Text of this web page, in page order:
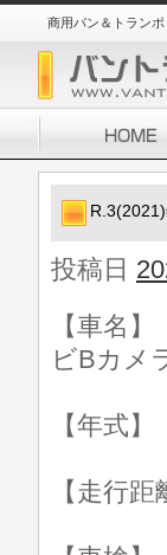
商用バン＆トランポ
投稿日
【車名
ビBカメ
【年式
【走行